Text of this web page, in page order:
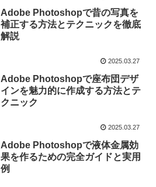
Adobe Photoshopで昔の写真を
補正する方法とテクニックを徹底
解説
2025.03.27
Adobe Photoshopで座布団デザ
インを魅力的に作成する方法とテ
クニック
2025.03.27
Adobe Photoshopで液体金属効
果を作るための完全ガイドと実用
例